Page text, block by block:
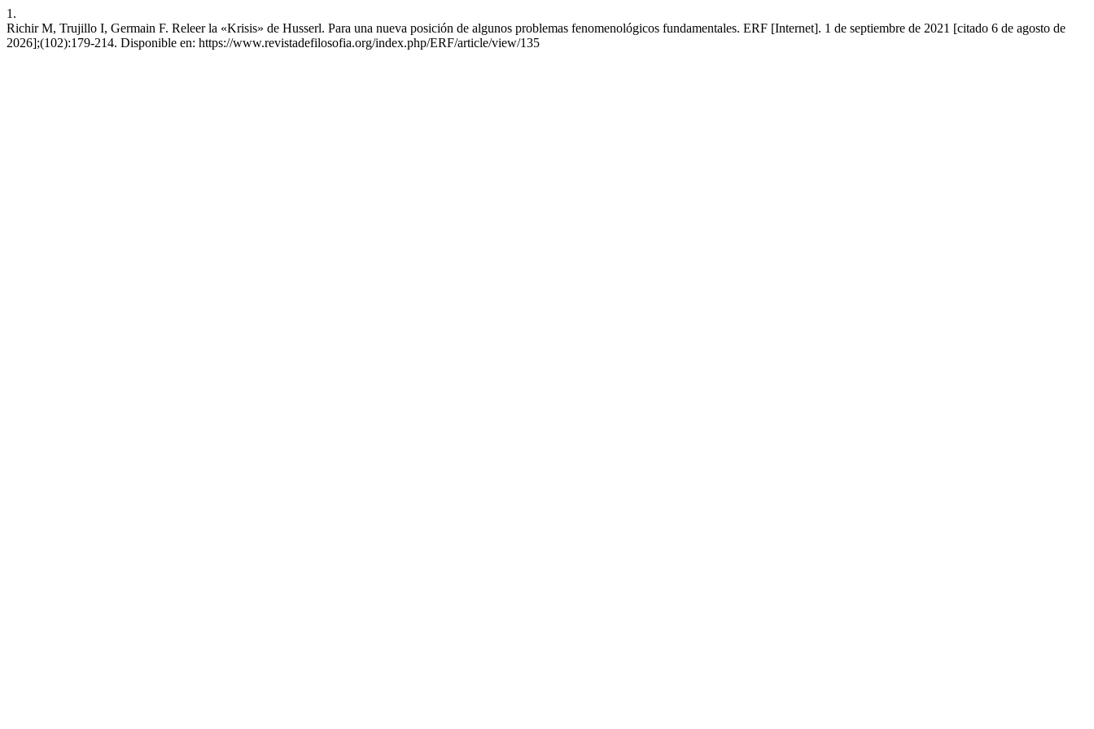
1.
Richir M, Trujillo I, Germain F. Releer la «Krisis» de Husserl. Para una nueva posición de algunos problemas fenomenológicos fundamentales. ERF [Internet]. 1 de septiembre de 2021 [citado 6 de agosto de
2026];(102):179-214. Disponible en: https://www.revistadefilosofia.org/index.php/ERF/article/view/135